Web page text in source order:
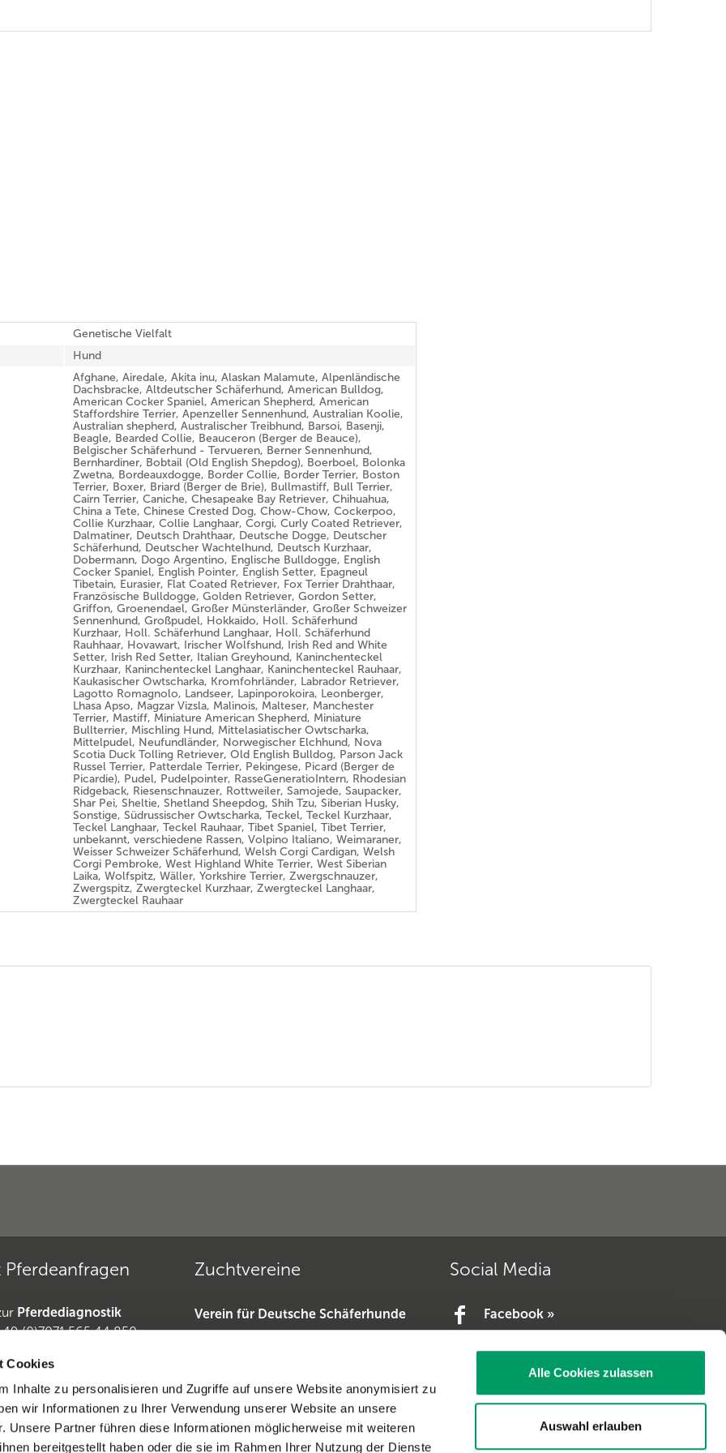
Cookies
Inhalte zu personalisieren und Zugriffe auf unsere Website anonymisiert zu
wir Informationen zu Ihrer Verwendung unserer Website an unsere
Unsere Partner führen diese Informationen möglicherweise mit weiteren
bereitgestellt haben oder die sie im Rahmen Ihrer Nutzung der Dienste
Alle Cookies zulassen
Auswahl erlauben
Genetische Vielfalt
Hund
Afghane, Airedale, Akita inu, Alaskan Malamute, Alpenländische
Dachsbracke, Altdeutscher Schäferhund, American Bulldog,
American Cocker Spaniel, American Shepherd, American
Staffordshire Terrier, Apenzeller Sennenhund, Australian Koolie,
Australian shepherd, Australischer Treibhund, Barsoi, Basenji,
Beagle, Bearded Collie, Beauceron (Berger de Beauce),
Belgischer Schäferhund - Tervueren, Berner Sennenhund,
Bernhardiner, Bobtail (Old English Shepdog), Boerboel, Bolonka
Zwetna, Bordeauxdogge, Border Collie, Border Terrier, Boston
Terrier, Boxer, Briard (Berger de Brie), Bullmastiff, Bull Terrier,
Cairn Terrier, Caniche, Chesapeake Bay Retriever, Chihuahua,
China a Tete, Chinese Crested Dog, Chow-Chow, Cockerpoo,
Collie Kurzhaar, Collie Langhaar, Corgi, Curly Coated Retriever,
Dalmatiner, Deutsch Drahthaar, Deutsche Dogge, Deutscher
Schäferhund, Deutscher Wachtelhund, Deutsch Kurzhaar,
Dobermann, Dogo Argentino, Englische Bulldogge, English
Cocker Spaniel, English Pointer, English Setter, Epagneul
Tibetain, Eurasier, Flat Coated Retriever, Fox Terrier Drahthaar,
Französische Bulldogge, Golden Retriever, Gordon Setter,
Griffon, Groenendael, Großer Münsterländer, Großer Schweizer
Sennenhund, Großpudel, Hokkaido, Holl. Schäferhund
Kurzhaar, Holl. Schäferhund Langhaar, Holl. Schäferhund
Rauhhaar, Hovawart, Irischer Wolfshund, Irish Red and White
Setter, Irish Red Setter, Italian Greyhound, Kaninchenteckel
Kurzhaar, Kaninchenteckel Langhaar, Kaninchenteckel Rauhaar,
Kaukasischer Owtscharka, Kromfohrländer, Labrador Retriever,
Lagotto Romagnolo, Landseer, Lapinporokoira, Leonberger,
Lhasa Apso, Magzar Vizsla, Malinois, Malteser, Manchester
Terrier, Mastiff, Miniature American Shepherd, Miniature
Bullterrier, Mischling Hund, Mittelasiatischer Owtscharka,
Mittelpudel, Neufundländer, Norwegischer Elchhund, Nova
Scotia Duck Tolling Retriever, Old English Bulldog, Parson Jack
Russel Terrier, Patterdale Terrier, Pekingese, Picard (Berger de
Picardie), Pudel, Pudelpointer, RasseGeneratioIntern, Rhodesian
Ridgeback, Riesenschnauzer, Rottweiler, Samojede, Saupacker,
Shar Pei, Sheltie, Shetland Sheepdog, Shih Tzu, Siberian Husky,
Sonstige, Südrussischer Owtscharka, Teckel, Teckel Kurzhaar,
Teckel Langhaar, Teckel Rauhaar, Tibet Spaniel, Tibet Terrier,
unbekannt, verschiedene Rassen, Volpino Italiano, Weimaraner,
Weisser Schweizer Schäferhund, Welsh Corgi Cardigan, Welsh
Corgi Pembroke, West Highland White Terrier, West Siberian
Laika, Wolfspitz, Wäller, Yorkshire Terrier, Zwergschnauzer,
Zwergspitz, Zwergteckel Kurzhaar, Zwergteckel Langhaar,
Zwergteckel Rauhaar
Pferdeanfragen
Pferdediagnostik
(0)7071 565 44 850
Zuchtvereine
Verein für Deutsche Schäferhunde
Dobermannverein »
Social Media
Facebook »
YouTube »